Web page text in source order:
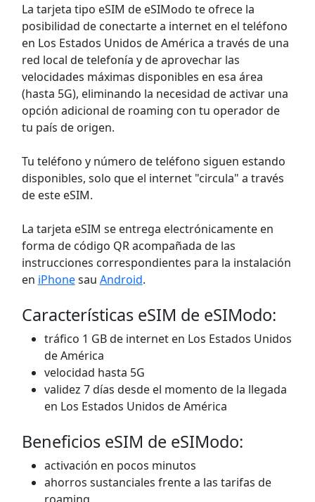
La tarjeta tipo eSIM de eSIModo te ofrece la
posibilidad de conectarte a internet en el teléfono
en Los Estados Unidos de América a través de una
red local de telefonía y de aprovechar las
velocidades máximas disponibles en esa área
(hasta 5G), eliminando la necesidad de activar una
opción adicional de roaming con tu operador de
tu país de origen.
Tu teléfono y número de teléfono siguen estando
disponibles, solo que el internet "circula" a través
de este eSIM.
La tarjeta eSIM se entrega electrónicamente en
forma de código QR acompañada de las
instrucciones correspondientes para la instalación
en iPhonesau Android.
Características eSIM de eSIModo:
tráfico 1 GB de internet en Los Estados Unidos
de América
velocidad hasta 5G
validez 7 días desde el momento de la llegada
en Los Estados Unidos de América
Beneficios eSIM de eSIModo:
activación en pocos minutos
ahorros sustanciales frente a las tarifas de